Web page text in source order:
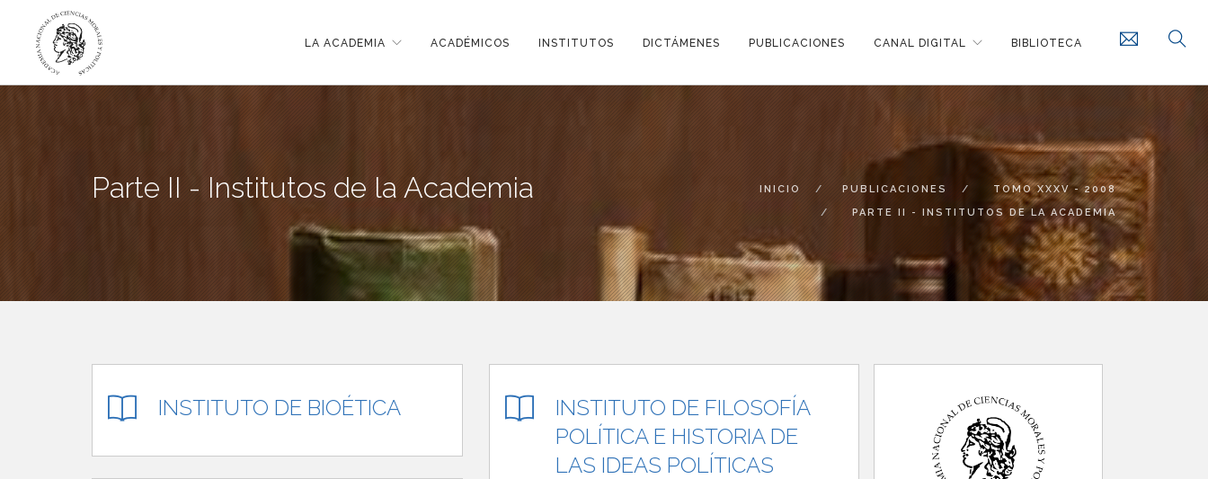
LA ACADEMIA ACADÉMICOS INSTITUTOS DICTÁMENES PUBLICACIONES CANAL DIGITAL BIBLIOTECA
Parte II - Institutos de la Academia INICIO PUBLICACIONES
TOMO XXXV - 2008
PARTE II - INSTITUTOS DE LA ACADEMIA
INSTITUTO DE BIOÉTICA
INSTITUTO DE FILOSOFÍA
POLÍTICA E HISTORIA DE
LAS IDEAS POLÍTICAS